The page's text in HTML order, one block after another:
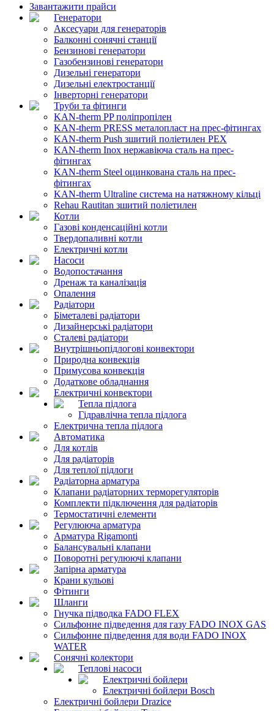
Завантажити прайси
Генератори
Аксесуари для генераторів
Балконні сонячні станції
Бензинові генератори
Газобензинові генератори
Дизельні генератори
Дизельні електростанції
Інверторні генератори
Труби та фітинги
KAN-therm PP поліпропілен
KAN-therm PRESS металопласт на прес-фітингах
KAN-therm Push зшитий поліетилен PEX
KAN-therm Inox нержавіюча сталь на прес-
фітингах
KAN-therm Steel оцинкована сталь на прес-
фітингах
KAN-therm Ultraline система на натяжному кільці
Rehau Rautitan зшитий поліетилен
Котли
Газові конденсаційні котли
Твердопаливні котли
Електричні котли
Насоси
Водопостачання
Дренаж та каналізація
Опалення
Радіатори
Біметалеві радіатори
Дизайнерські радіатори
Сталеві радіатори
Внутрішньопідлогові конвектори
Природна конвекція
Примусова конвекція
Додаткове обладнання
Електричні конвектори
Тепла підлога
Гідравлічна тепла підлога
Електрична тепла підлога
Автоматика
Для котлів
Для радіаторів
Для теплої підлоги
Радіаторна арматура
Клапани радіаторних терморегуляторів
Комплекти підключення для радіаторів
Термостатичні елементи
Регулююча арматура
Арматура Rigamonti
Балансувальні клапани
Поворотні регулюючі клапани
Запірна арматура
Крани кульові
Фітинги
Шланги
Гнучка підводка FADO FLEX
Сильфонне підведення для газу FADO INOX GAS
Сильфонне підведення для води FADO INOX
WATER
Сонячні колектори
Теплові насоси
Електричні бойлери
Електричні бойлери Bosch
Електричні бойлери Drazice